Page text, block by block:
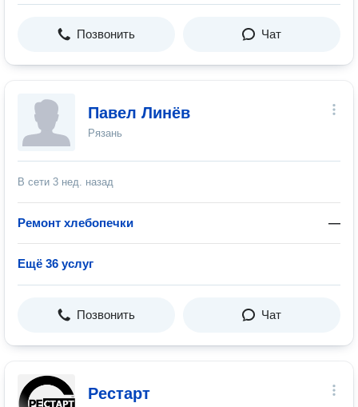
Позвонить Чат
Павел Линёв
Рязань
В сети 3 нед. назад
Ремонт хлебопечки —
Ещё 36 услуг
Позвонить Чат
Рестарт